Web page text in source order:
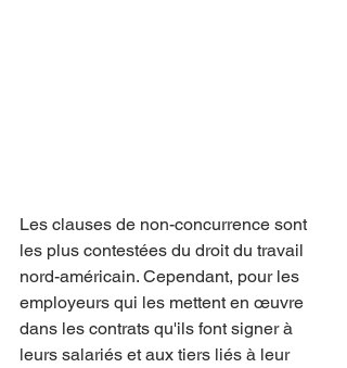
Les clauses de non-concurrence sont
les plus contestées du droit du travail
nord-américain. Cependant, pour les
employeurs qui les mettent en œuvre
dans les contrats qu'ils font signer à
leurs salariés et aux tiers liés à leur